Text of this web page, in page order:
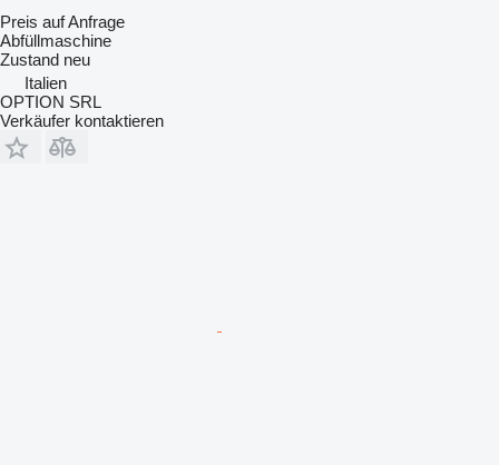
Preis auf Anfrage
Abfüllmaschine
Zustand neu
Italien
OPTION SRL
Verkäufer kontaktieren